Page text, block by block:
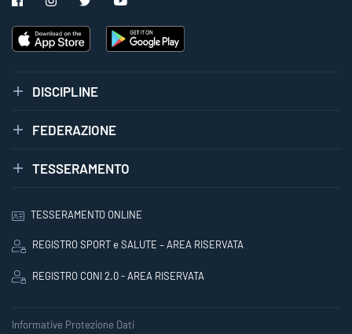
DISCIPLINE
FEDERAZIONE
TESSERAMENTO
TESSERAMENTO ONLINE
REGISTRO SPORT e SALUTE – AREA RISERVATA
REGISTRO CONI 2.0 - AREA RISERVATA
Informative Protezione Dati